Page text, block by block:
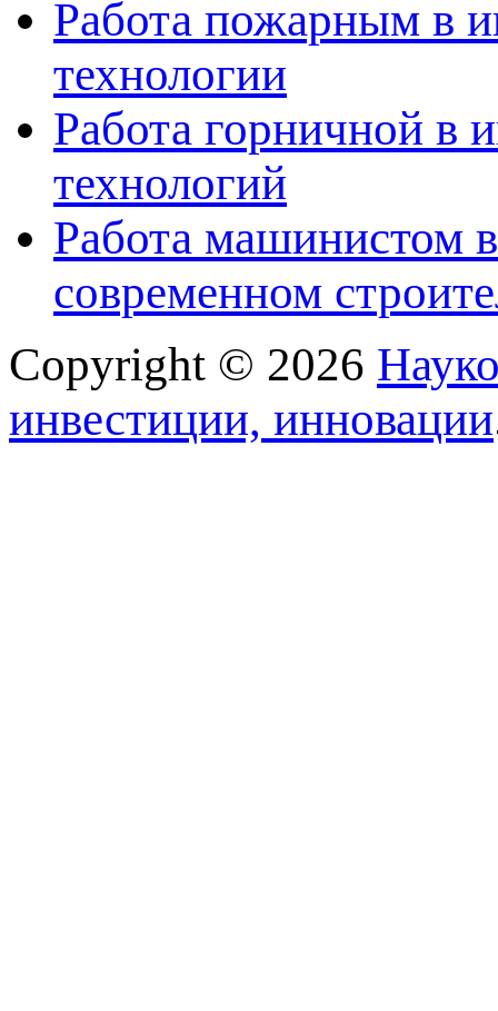
Работа пожарным в
технологии
Работа горничной в
технологий
Работа машинистом
современном
Copyright © 2026
инвестиции, инновации